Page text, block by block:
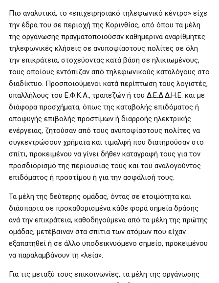
Πιο αναλυτικά, το «επιχειρησιακό τηλεφωνικό κέντρο» είχε
την έδρα του σε περιοχή της Κορινθίας, από όπου τα μέλη
της οργάνωσης πραγματοποιούσαν καθημερινά αναρίθμητες
τηλεφωνικές κλήσεις σε ανυποψίαστους πολίτες σε όλη
την επικράτεια, στοχεύοντας κατά βάση σε ηλικιωμένους,
τους οποίους εντόπιζαν από τηλεφωνικούς καταλόγους στο
διαδίκτυο. Προσποιούμενοι κατά περίπτωση τους λογιστές,
υπαλλήλους του Ε.Φ.Κ.Α., τραπεζών ή του Δ.Ε.Δ.Δ.Η.Ε. και με
διάφορα προσχήματα, όπως της καταβολής επιδόματος ή
αποφυγής επιβολής προστίμων ή διαρροής ηλεκτρικής
ενέργειας, ζητούσαν από τους ανυποψίαστους πολίτες να
συγκεντρώσουν χρήματα και τιμαλφή που διατηρούσαν στο
σπίτι, προκειμένου να γίνει δήθεν καταγραφή τους για τον
προσδιορισμό της περιουσίας τους και του αναλογούντος
επιδόματος ή προστίμου ή για την ασφάλισή τους.
Τα μέλη της δεύτερης ομάδας, όντας σε ετοιμότητα και
διάσπαρτα σε προκαθορισμένα κάθε φορά σημεία δράσης
ανά την επικράτεια, καθοδηγούμενα από τα μέλη της πρώτης
ομάδας, μετέβαιναν στα σπίτια των ατόμων που είχαν
εξαπατηθεί ή σε άλλο υποδεικνυόμενο σημείο, προκειμένου
να παραλαμβάνουν τη «λεία».
Για τις μεταξύ τους επικοινωνίες, τα μέλη της οργάνωσης